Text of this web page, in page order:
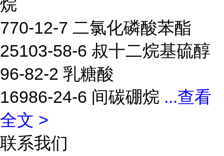
烷
770-12-7 二氯化磷酸苯酯
25103-58-6 叔十二烷基硫醇
96-82-2 乳糖酸
16986-24-6 间碳硼烷 ...查看
全文 >
联系我们